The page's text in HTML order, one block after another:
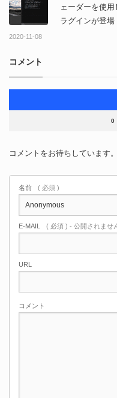
ェーダーを使
ラグインが登場
2020-11-08
コメント
0
コメントをお待ちしています。
名前 ( 必須 )
E-MAIL ( 必須 ) - 公開されませ
URL
コメント